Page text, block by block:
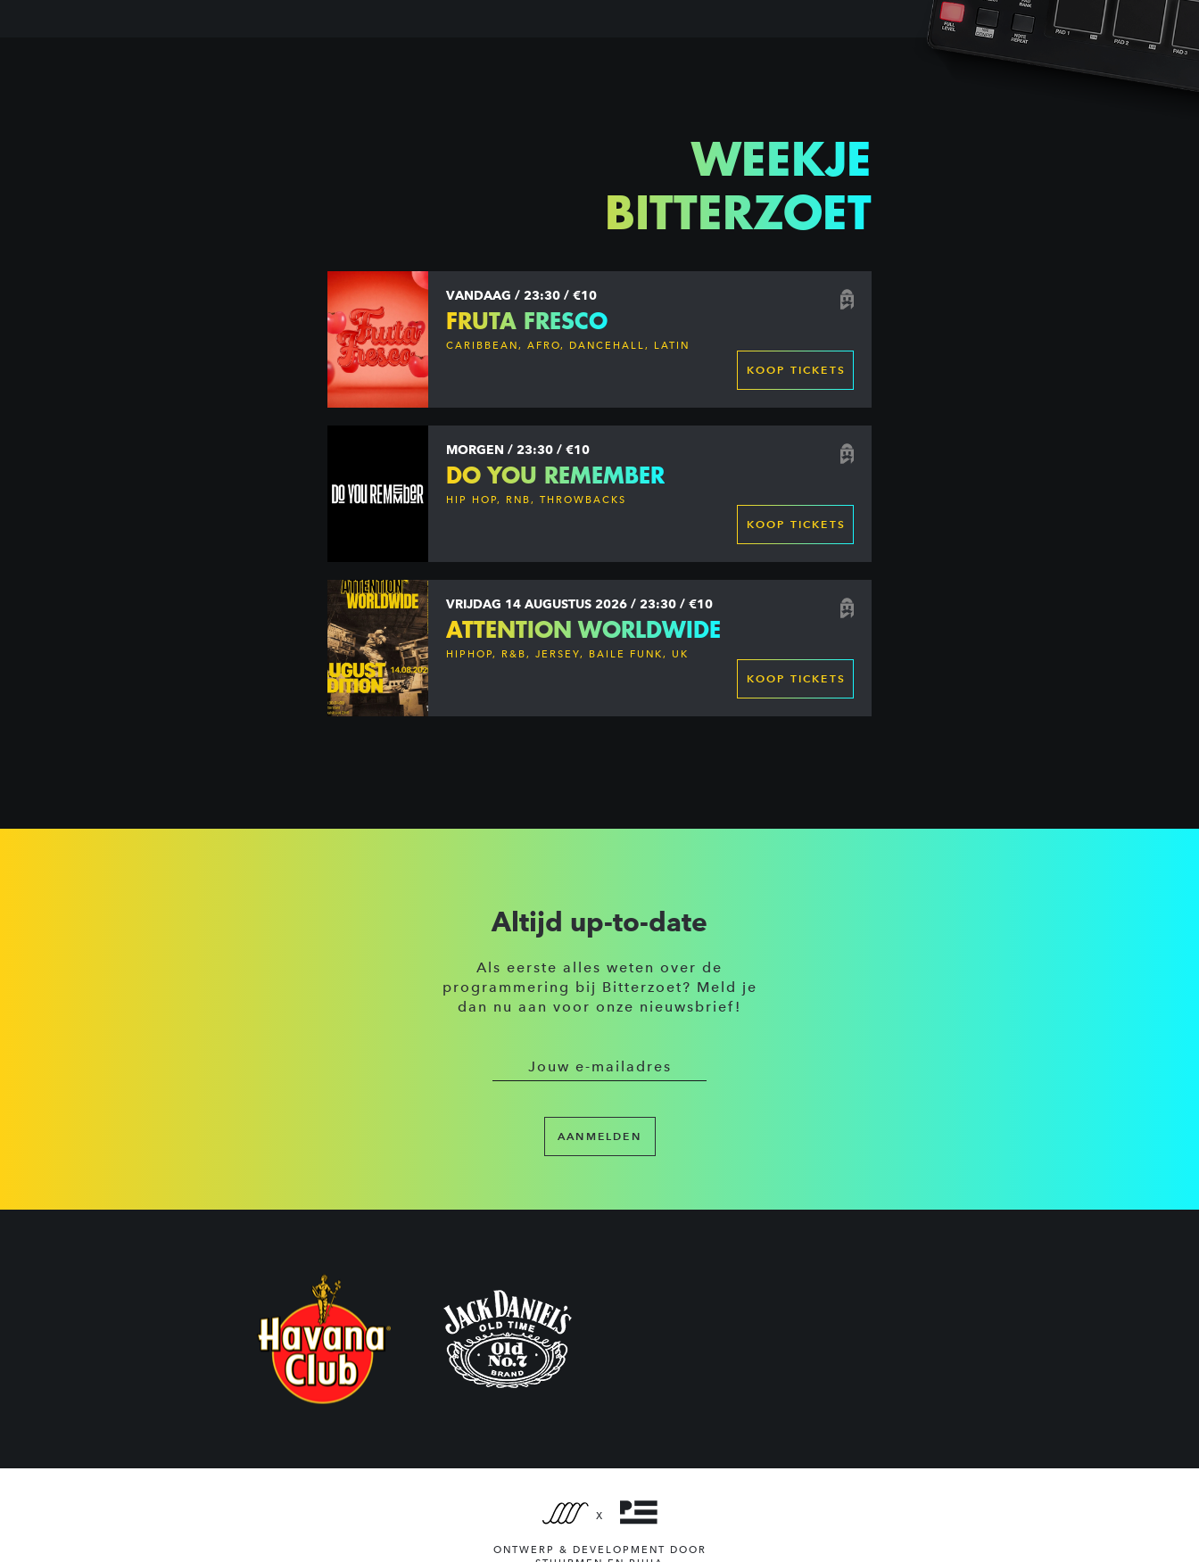
WEEKJE
BITTERZOET
VANDAAG / 23:30 / €10
FRUTA FRESCO
CARIBBEAN, AFRO, DANCEHALL, LATIN
KOOP TICKETS
MORGEN / 23:30 / €10
DO YOU REMEMBER
HIP HOP, RNB, THROWBACKS
KOOP TICKETS
VRIJDAG 14 AUGUSTUS 2026 / 23:30 / €10
ATTENTION WORLDWIDE
HIPHOP, R&B, JERSEY, BAILE FUNK, UK
KOOP TICKETS
Altijd up-to-date
Als eerste alles weten over de
programmering bij Bitterzoet? Meld je
dan nu aan voor onze nieuwsbrief!
AANMELDEN
X
ONTWERP & DEVELOPMENT DOOR